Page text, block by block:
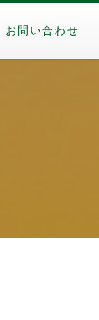
お問い合わせ